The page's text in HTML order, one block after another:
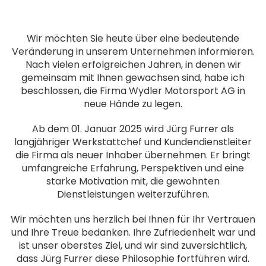
Wir möchten Sie heute über eine bedeutende
Veränderung in unserem Unternehmen informieren.
Nach vielen erfolgreichen Jahren, in denen wir
gemeinsam mit Ihnen gewachsen sind, habe ich
beschlossen, die Firma Wydler Motorsport AG in
neue Hände zu legen.
Ab dem 01. Januar 2025 wird Jürg Furrer als
langjähriger Werkstattchef und Kundendienstleiter
die Firma als neuer Inhaber übernehmen. Er bringt
umfangreiche Erfahrung, Perspektiven und eine
starke Motivation mit, die gewohnten
Dienstleistungen weiterzuführen.
Wir möchten uns herzlich bei Ihnen für Ihr Vertrauen
und Ihre Treue bedanken. Ihre Zufriedenheit war und
ist unser oberstes Ziel, und wir sind zuversichtlich,
dass Jürg Furrer diese Philosophie fortführen wird.